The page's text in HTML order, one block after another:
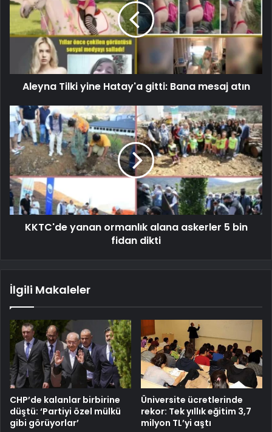
Aleyna Tilki yine Hatay'a gitti: Bana mesaj atın
KKTC'de yanan ormanlık alana askerler 5 bin
fidan dikti
İlgili Makaleler
CHP’de kalanlar birbirine
düştü: ‘Partiyi özel mülkü
gibi görüyorlar’
Üniversite ücretlerinde
rekor: Tek yıllık eğitim 3,7
milyon TL’yi aştı